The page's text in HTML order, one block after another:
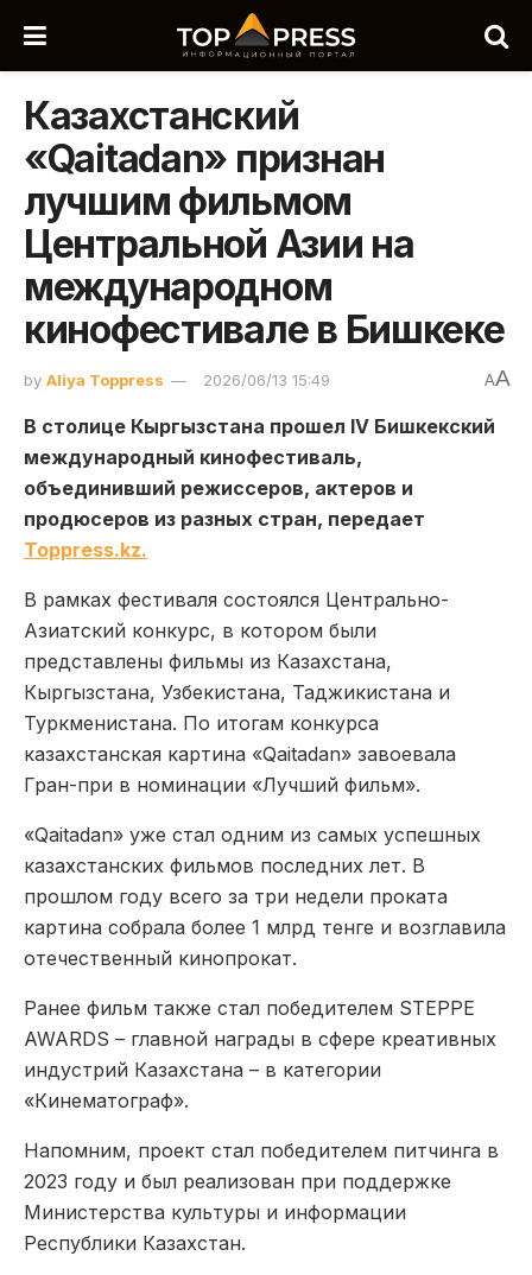
Казахстанский
«Qaitadan» признан
лучшим фильмом
Центральной Азии на
международном
кинофестивале в Бишкеке
by Aliya Toppress 2026/06/13 15:49 AA
В столице Кыргызстана прошел IV Бишкекский
международный кинофестиваль,
объединивший режиссеров, актеров и
продюсеров из разных стран, передает
Toppress.kz.
В рамках фестиваля состоялся Центрально-
Азиатский конкурс, в котором были
представлены фильмы из Казахстана,
Кыргызстана, Узбекистана, Таджикистана и
Туркменистана. По итогам конкурса
казахстанская картина «Qaitadan» завоевала
Гран-при в номинации «Лучший фильм».
«Qaitadan» уже стал одним из самых успешных
казахстанских фильмов последних лет. В
прошлом году всего за три недели проката
картина собрала более 1 млрд тенге и возглавила
отечественный кинопрокат.
Ранее фильм также стал победителем STEPPE
AWARDS – главной награды в сфере креативных
индустрий Казахстана – в категории
«Кинематограф».
Напомним, проект стал победителем питчинга в
2023 году и был реализован при поддержке
Министерства культуры и информации
Республики Казахстан.